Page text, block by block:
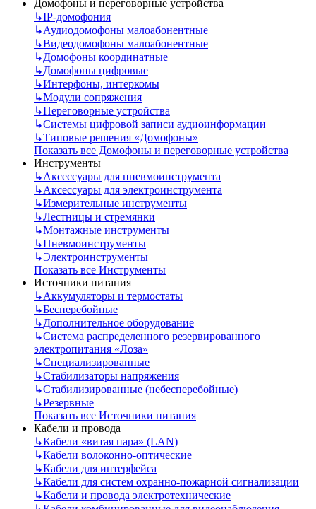
Домофоны и переговорные устройства
↳IP-домофония
↳Аудиодомофоны малоабонентные
↳Видеодомофоны малоабонентные
↳Домофоны координатные
↳Домофоны цифровые
↳Интерфоны, интеркомы
↳Модули сопряжения
↳Переговорные устройства
↳Системы цифровой записи аудиоинформации
↳Типовые решения «Домофоны»
Показать все Домофоны и переговорные устройства
Инструменты
↳Аксессуары для пневмоинструмента
↳Аксессуары для электроинструмента
↳Измерительные инструменты
↳Лестницы и стремянки
↳Монтажные инструменты
↳Пневмоинструменты
↳Электроинструменты
Показать все Инструменты
Источники питания
↳Аккумуляторы и термостаты
↳Бесперебойные
↳Дополнительное оборудование
↳Система распределенного резервированного
электропитания «Лоза»
↳Специализированные
↳Стабилизаторы напряжения
↳Стабилизированные (небесперебойные)
↳Резервные
Показать все Источники питания
Кабели и провода
↳Кабели «витая пара» (LAN)
↳Кабели волоконно-оптические
↳Кабели для интерфейса
↳Кабели для систем охранно-пожарной сигнализации
↳Кабели и провода электротехнические